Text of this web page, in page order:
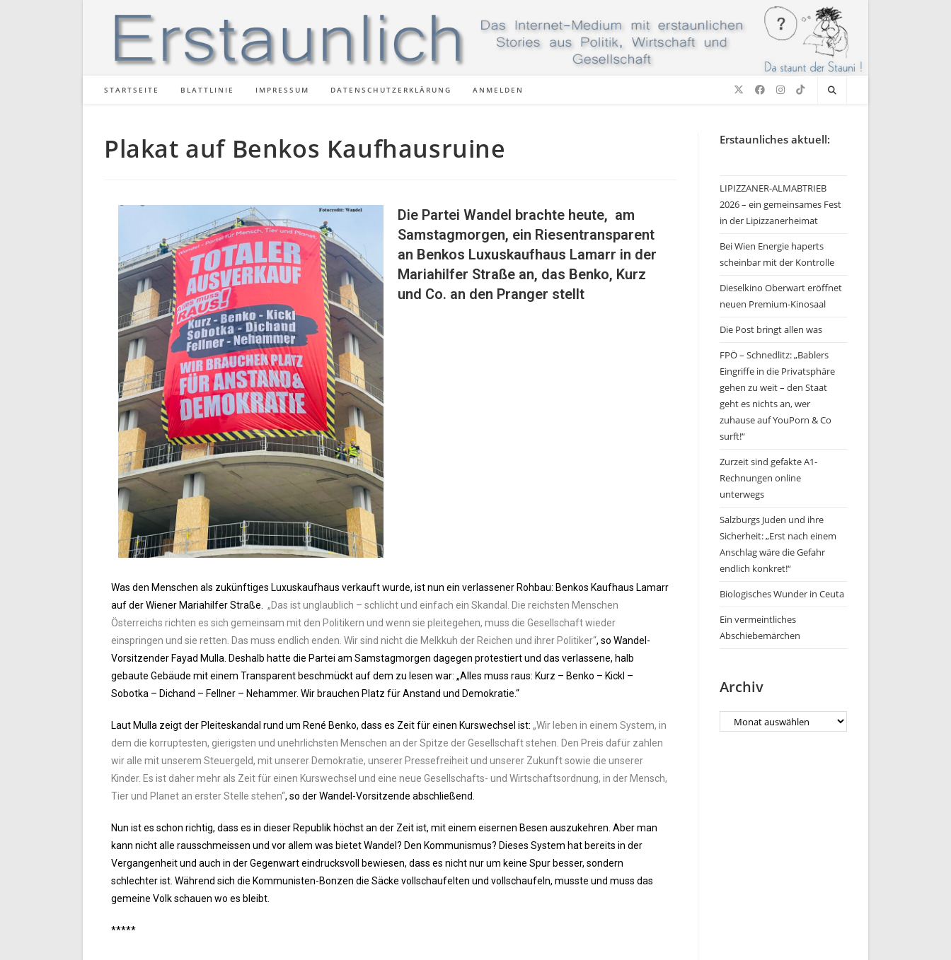
STARTSEITE BLATTLINIE IMPRESSUM DATENSCHUTZERKLÄRUNG ANMELDEN
Plakat auf Benkos Kaufhausruine
Die Partei Wandel brachte heute, am
Samstagmorgen, ein Riesentransparent
an Benkos Luxuskaufhaus Lamarr in der
Mariahilfer Straße an, das Benko, Kurz
und Co. an den Pranger stellt
Was den Menschen als zukünftiges Luxuskaufhaus verkauft wurde, ist nun ein verlassener Rohbau: Benkos Kaufhaus Lamarr
auf der Wiener Mariahilfer Straße. „Das ist unglaublich – schlicht und einfach ein Skandal. Die reichsten Menschen
Österreichs richten es sich gemeinsam mit den Politikern und wenn sie pleitegehen, muss die Gesellschaft wieder
einspringen und sie retten. Das muss endlich enden. Wir sind nicht die Melkkuh der Reichen und ihrer Politiker“, so Wandel-
Vorsitzender Fayad Mulla. Deshalb hatte die Partei am Samstagmorgen dagegen protestiert und das verlassene, halb
gebaute Gebäude mit einem Transparent beschmückt auf dem zu lesen war: „Alles muss raus: Kurz – Benko – Kickl –
Sobotka – Dichand – Fellner – Nehammer. Wir brauchen Platz für Anstand und Demokratie.“
Laut Mulla zeigt der Pleiteskandal rund um René Benko, dass es Zeit für einen Kurswechsel ist: „Wir leben in einem System, in
dem die korruptesten, gierigsten und unehrlichsten Menschen an der Spitze der Gesellschaft stehen. Den Preis dafür zahlen
wir alle mit unserem Steuergeld, mit unserer Demokratie, unserer Pressefreiheit und unserer Zukunft sowie die unserer
Kinder. Es ist daher mehr als Zeit für einen Kurswechsel und eine neue Gesellschafts- und Wirtschaftsordnung, in der Mensch,
Tier und Planet an erster Stelle stehen“, so der Wandel-Vorsitzende abschließend.
Nun ist es schon richtig, dass es in dieser Republik höchst an der Zeit ist, mit einem eisernen Besen auszukehren. Aber man
kann nicht alle rausschmeissen und vor allem was bietet Wandel? Den Kommunismus? Dieses System hat bereits in der
Vergangenheit und auch in der Gegenwart eindrucksvoll bewiesen, dass es nicht nur um keine Spur besser, sondern
schlechter ist. Während sich die Kommunisten-Bonzen die Säcke vollschaufelten und vollschaufeln, musste und muss das
gemeine Volk schauen wo es bleibt.
*****
Erstaunliches aktuell:
LIPIZZANER-ALMABTRIEB
2026 – ein gemeinsames Fest
in der Lipizzanerheimat
Bei Wien Energie haperts
scheinbar mit der Kontrolle
Dieselkino Oberwart eröffnet
neuen Premium-Kinosaal
Die Post bringt allen was
FPÖ – Schnedlitz: „Bablers
Eingriffe in die Privatsphäre
gehen zu weit – den Staat
geht es nichts an, wer
zuhause auf YouPorn & Co
surft!“
Zurzeit sind gefakte A1-
Rechnungen online
unterwegs
Salzburgs Juden und ihre
Sicherheit: „Erst nach einem
Anschlag wäre die Gefahr
endlich konkret!“
Biologisches Wunder in Ceuta
Ein vermeintliches
Abschiebemärchen
Archiv